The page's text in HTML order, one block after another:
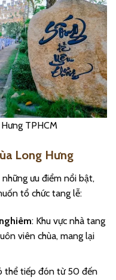
TPHCM
Long Hưng
ưu điểm nổi bật,
tổ chức tang lễ:
: Khu vực nhà tang
viên chùa, mang lại
thể tiếp đón từ 50 đến